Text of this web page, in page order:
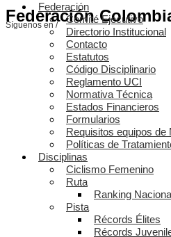
Federación
Síguenos en /
Federación
Comité Ejecutivo
Directorio Institucional
Contacto
Estatutos
Código Disciplinario
Reglamento UCI
Normativa Técnica
Estados Financieros
Formularios
Requisitos equipos de
Políticas de
Disciplinas
Ciclismo Femenino
Ruta
Ranking
Pista
Récords Élites
Récords